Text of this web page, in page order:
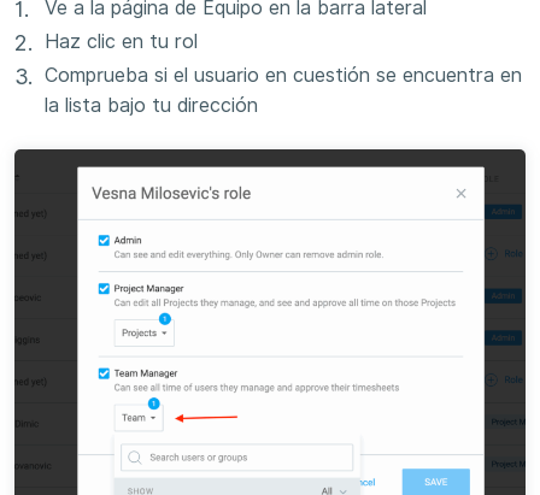
Ve a la página de Equipo en la barra lateral
Haz clic en tu rol
Comprueba si el usuario en cuestión se encuentra en
la lista bajo tu dirección